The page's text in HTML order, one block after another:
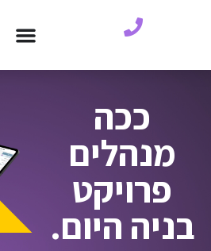
ככה
מנהלים
פרויקט
בניה היום.